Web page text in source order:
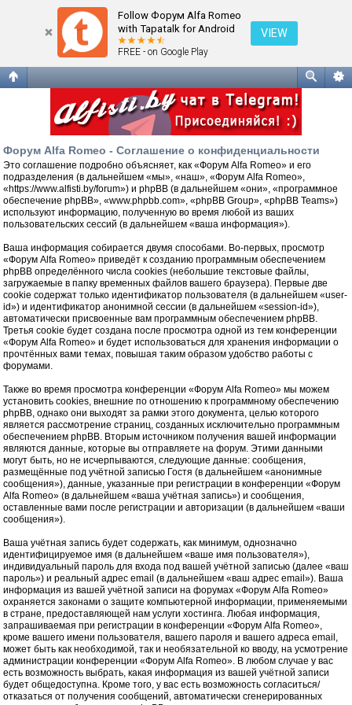
Follow Форум Alfa Romeo
with Tapatalk for Android
FREE - on Google Play
VIEW
Соглашение о конфиденциальности
Форум Alfa Romeo - Соглашение о конфиденциальности
Это соглашение подробно объясняет, как «Форум Alfa Romeo» и его
подразделения (в дальнейшем «мы», «наш», «Форум Alfa Romeo»,
«https://www.alfisti.by/forum») и phpBB (в дальнейшем «они», «программное
обеспечение phpBB», «www.phpbb.com», «phpBB Group», «phpBB Teams»)
используют информацию, полученную во время любой из ваших
пользовательских сессий (в дальнейшем «ваша информация»).
Ваша информация собирается двумя способами. Во-первых, просмотр
«Форум Alfa Romeo» приведёт к созданию программным обеспечением
phpBB определённого числа cookies (небольшие текстовые файлы,
загружаемые в папку временных файлов вашего браузера). Первые две
cookie содержат только идентификатор пользователя (в дальнейшем «user-
id») и идентификатор анонимной сессии (в дальнейшем «session-id»),
автоматически присвоенные вам программным обеспечением phpBB.
Третья cookie будет создана после просмотра одной из тем конференции
«Форум Alfa Romeo» и будет использоваться для хранения информации о
прочтённых вами темах, повышая таким образом удобство работы с
форумами.
Также во время просмотра конференции «Форум Alfa Romeo» мы можем
установить cookies, внешние по отношению к программному обеспечению
phpBB, однако они выходят за рамки этого документа, целью которого
является рассмотрение страниц, созданных исключительно программным
обеспечением phpBB. Вторым источником получения вашей информации
являются данные, которые вы отправляете на форум. Этими данными
могут быть, но не исчерпываются, следующие данные: сообщения,
размещённые под учётной записью Гостя (в дальнейшем «анонимные
сообщения»), данные, указанные при регистрации в конференции «Форум
Alfa Romeo» (в дальнейшем «ваша учётная запись») и сообщения,
оставленные вами после регистрации и авторизации (в дальнейшем «ваши
сообщения»).
Ваша учётная запись будет содержать, как минимум, однозначно
идентифицируемое имя (в дальнейшем «ваше имя пользователя»),
индивидуальный пароль для входа под вашей учётной записью (далее «ваш
пароль») и реальный адрес email (в дальнейшем «ваш адрес email»). Ваша
информация из вашей учётной записи на форумах «Форум Alfa Romeo»
охраняется законами о защите компьютерной информации, применяемыми
в стране, предоставляющей нам услуги хостинга. Любая информация,
запрашиваемая при регистрации в конференции «Форум Alfa Romeo»,
кроме вашего имени пользователя, вашего пароля и вашего адреса email,
может быть как необходимой, так и необязательной ко вводу, на усмотрение
администрации конференции «Форум Alfa Romeo». В любом случае у вас
есть возможность выбрать, какая информация из вашей учётной записи
будет общедоступна. Кроме того, у вас есть возможность согласиться/
отказаться от получения сообщений, автоматически сгенерированных